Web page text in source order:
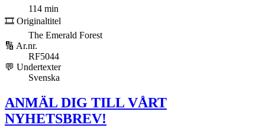
114 min
🎞️ Originaltitel
The Emerald Forest
🔢 Ar.nr.
RF5044
💬 Undertexter
Svenska
ANMÄL DIG TILL VÅRT
NYHETSBREV!